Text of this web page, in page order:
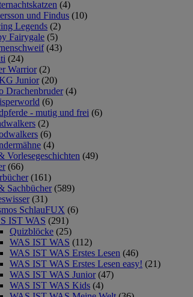
(4)
und Findus (10)
Legends (2)
Fairygale (5)
(43)
(24)
Warrior (2)
Junior (20)
Drachenbruder (4)
(6)
- mutig und frei (6)
(2)
(6)
(4)
Vorlesegeschichten (49)
(66)
(161)
Sachbücher (589)
(31)
SchlauFUX (6)
IST WAS (291)
Quizblöcke (25)
WAS IST WAS (112)
WAS IST WAS Erstes Lesen (46)
WAS IST WAS Erstes Lesen easy! (21)
WAS IST WAS Junior (47)
WAS IST WAS Kids (4)